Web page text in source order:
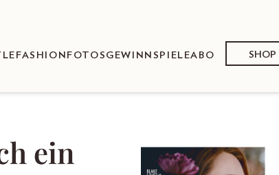
FASHION FOTOS GEWINNSPIELEABO SHOP
ein